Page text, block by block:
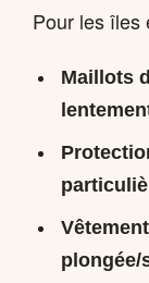
Pour les îles
Maillots
plongée/